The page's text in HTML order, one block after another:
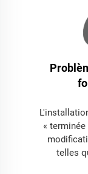
«
telles